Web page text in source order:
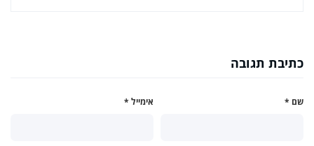
כתיבת תגובה
שם * אימייל *